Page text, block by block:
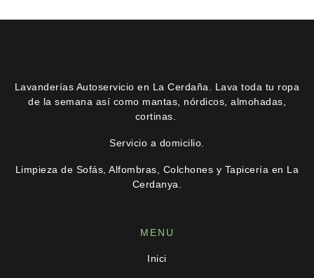
Lavanderías Autoservicio en La Cerdaña. Lava toda tu ropa
de la semana así como mantas, nórdicos, almohadas,
cortinas.
Servicio a domicilio.
Limpieza de Sofás, Alfombras, Colchones y Tapicería en La
Cerdanya
MENU
Inici